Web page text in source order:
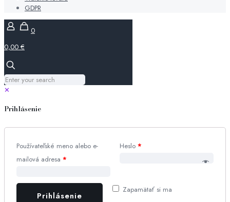
GDPR
0
0,00 €
✕
Prihlásenie
Používateľské meno alebo e-
mailová adresa *
Heslo *
Zapamätať si ma
Prihlásenie